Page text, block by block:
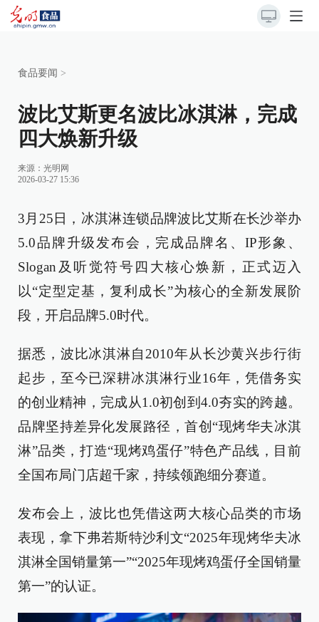
食品要闻 >
波比艾斯更名波比冰淇淋，完成
四大焕新升级
来源： 光明网
2026-03-27 15:36
3月25日，冰淇淋连锁品牌波比艾斯在长沙举办
5.0品牌升级发布会，完成品牌名、IP形象、
Slogan及听觉符号四大核心焕新，正式迈入
以“定型定基，复利成长”为核心的全新发展阶
段，开启品牌5.0时代。
据悉，波比冰淇淋自2010年从长沙黄兴步行街
起步，至今已深耕冰淇淋行业16年，凭借务实
的创业精神，完成从1.0初创到4.0夯实的跨越。
品牌坚持差异化发展路径，首创“现烤华夫冰淇
淋”品类，打造“现烤鸡蛋仔”特色产品线，目前
全国布局门店超千家，持续领跑细分赛道。
发布会上，波比也凭借这两大核心品类的市场
表现，拿下弗若斯特沙利文“2025年现烤华夫冰
淇淋全国销量第一”“2025年现烤鸡蛋仔全国销量
第一”的认证。